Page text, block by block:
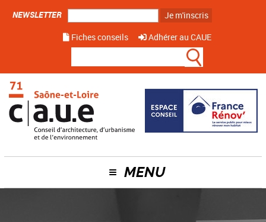
NEWSLETTER
Je m'inscris
Fiches conseils
Adhérer au CAUE
MENU